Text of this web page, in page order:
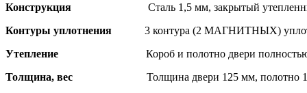
Конструкция Сталь 1,5 мм, закрытый
Контуры уплотнения 3 контура (2 МАГНИТНЫХ)
Утепление Короб и полотно двери
Толщина, вес Толщина двери 125 мм, полотно